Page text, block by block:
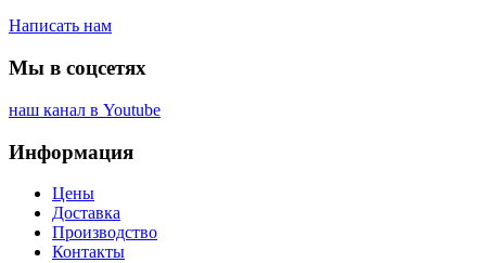
Написать нам
Мы в соцсетях
наш канал в Youtube
Информация
Цены
Доставка
Производство
Контакты